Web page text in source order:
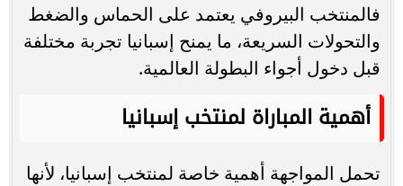
فالمنتخب البيروفي يعتمد على الحماس والضغط
والتحولات السريعة، ما يمنح إسبانيا تجربة مختلفة
قبل دخول أجواء البطولة العالمية.
أهمية المباراة لمنتخب إسبانيا
تحمل المواجهة أهمية خاصة لمنتخب إسبانيا، لأنها